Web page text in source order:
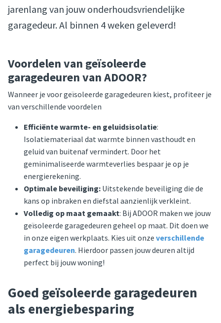
jarenlang van jouw onderhoudsvriendelijke
garagedeur. Al binnen 4 weken geleverd!
Voordelen van geïsoleerde
garagedeuren van ADOOR?
Wanneer je voor geïsoleerde garagedeuren kiest, profiteer je
van verschillende voordelen
Efficiënte warmte- en geluidsisolatie:
Isolatiemateriaal dat warmte binnen vasthoudt en
geluid van buitenaf vermindert. Door het
geminimaliseerde warmteverlies bespaar je op je
energierekening.
Optimale beveiliging: Uitstekende beveiliging die de
kans op inbraken en diefstal aanzienlijk verkleint.
Volledig op maat gemaakt: Bij ADOOR maken we jouw
geïsoleerde garagedeuren geheel op maat. Dit doen we
in onze eigen werkplaats. Kies uit onze verschillende
garagedeuren. Hierdoor passen jouw deuren altijd
perfect bij jouw woning!
Goed geïsoleerde garagedeuren
als energiebesparing